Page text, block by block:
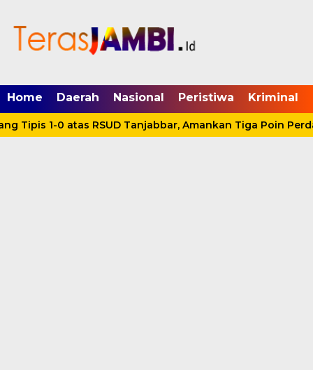
Home Daerah Nasional Peristiwa Kriminal
Tipis 1-0 atas RSUD Tanjabbar, Amankan Tiga Poin